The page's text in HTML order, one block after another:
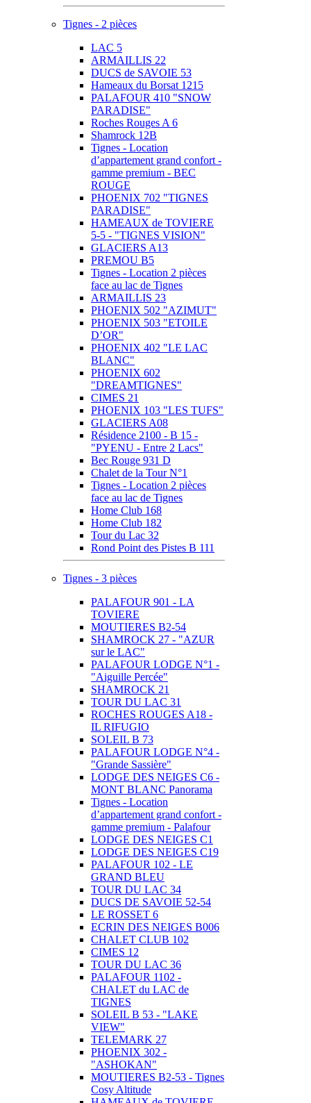
Tignes - 2 pièces
LAC 5
ARMAILLIS 22
DUCS de SAVOIE 53
Hameaux du Borsat 1215
PALAFOUR 410 "SNOW
PARADISE"
Roches Rouges A 6
Shamrock 12B
Tignes - Location
d’appartement grand confort -
gamme premium - BEC
ROUGE
PHOENIX 702 "TIGNES
PARADISE"
HAMEAUX de TOVIERE
5-5 - "TIGNES VISION"
GLACIERS A13
PREMOU B5
Tignes - Location 2 pièces
face au lac de Tignes
ARMAILLIS 23
PHOENIX 502 "AZIMUT"
PHOENIX 503 "ETOILE
D’OR"
PHOENIX 402 "LE LAC
BLANC"
PHOENIX 602
"DREAMTIGNES"
CIMES 21
PHOENIX 103 "LES TUFS"
GLACIERS A08
Résidence 2100 - B 15 -
"PYENU - Entre 2 Lacs"
Bec Rouge 931 D
Chalet de la Tour N°1
Tignes - Location 2 pièces
face au lac de Tignes
Home Club 168
Home Club 182
Tour du Lac 32
Rond Point des Pistes B 111
Tignes - 3 pièces
PALAFOUR 901 - LA
TOVIERE
MOUTIERES B2-54
SHAMROCK 27 - "AZUR
sur le LAC"
PALAFOUR LODGE N°1 -
"Aiguille Percée"
SHAMROCK 21
TOUR DU LAC 31
ROCHES ROUGES A18 -
IL RIFUGIO
SOLEIL B 73
PALAFOUR LODGE N°4 -
"Grande Sassière"
LODGE DES NEIGES C6 -
MONT BLANC Panorama
Tignes - Location
d’appartement grand confort -
gamme premium - Palafour
LODGE DES NEIGES C1
LODGE DES NEIGES C19
PALAFOUR 102 - LE
GRAND BLEU
TOUR DU LAC 34
DUCS DE SAVOIE 52-54
LE ROSSET 6
ECRIN DES NEIGES B006
CHALET CLUB 102
CIMES 12
TOUR DU LAC 36
PALAFOUR 1102 -
CHALET du LAC de
TIGNES
SOLEIL B 53 - "LAKE
VIEW"
TELEMARK 27
PHOENIX 302 -
"ASHOKAN"
MOUTIERES B2-53 - Tignes
Cosy Altitude